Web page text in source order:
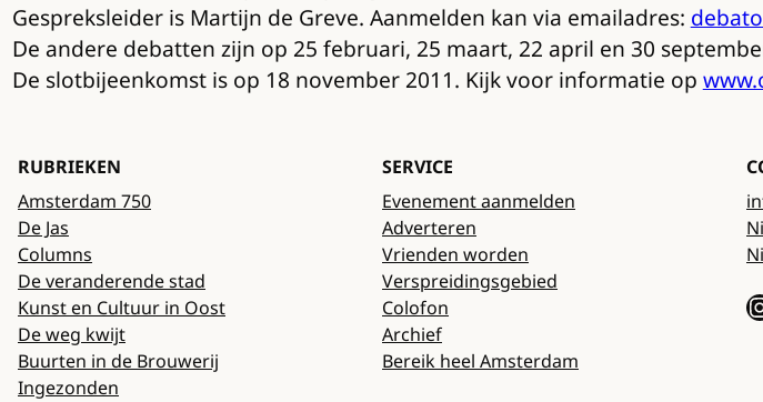
Gespreksleider is Martijn de Greve. Aanmelden kan via emailadres:
De andere debatten zijn op 25 februari, 25 maart, 22 april en 30
De slotbijeenkomst is op 18 november 2011. Kijk voor informatie op
RUBRIEKEN
Amsterdam 750
De Jas
Columns
De veranderende stad
Kunst en Cultuur in Oost
De weg kwijt
Buurten in de Brouwerij
Ingezonden
SERVICE
Evenement aanmelden
Adverteren
Vrienden worden
Verspreidingsgebied
Colofon
Archief
Bereik heel Amsterdam